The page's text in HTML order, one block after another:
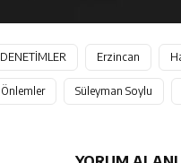
DENETİMLER Erzincan
Önlemler Süleyman Soylu